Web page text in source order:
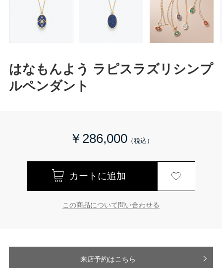
はなもんよう ラピスラズリシンプ
ルペンダント
￥286,000
この商品について問い合わせる
来店予約はこちら